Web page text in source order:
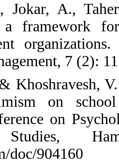
28.
(2019).
Iranian
Organizations
29. Ranjkesh,
of teachers'
International
and Social
https://